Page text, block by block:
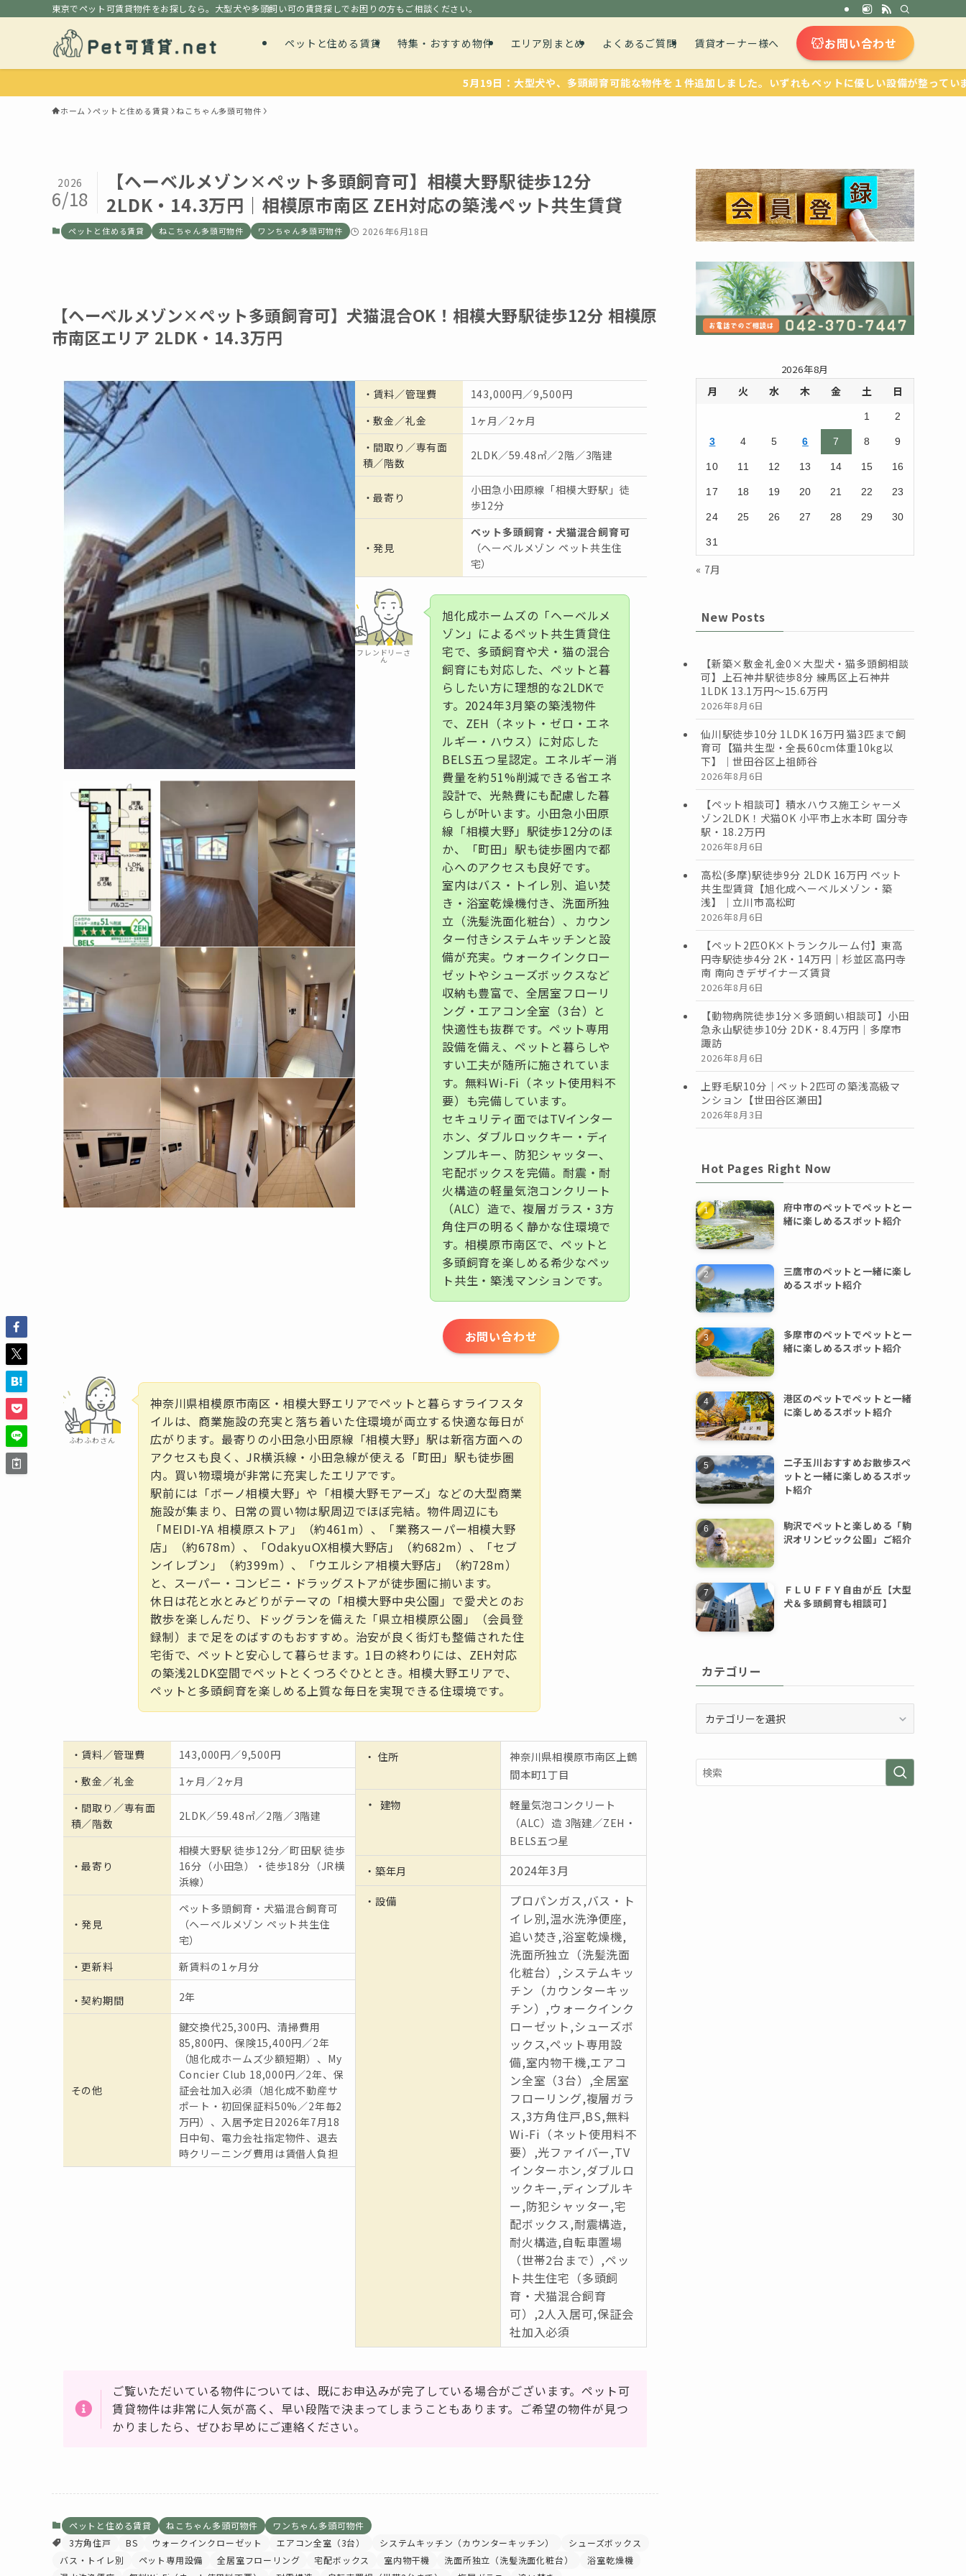
東京でペット可賃貸物件をお探しなら。大型犬や多頭飼い可の賃貸探しでお困りの方もご相談ください。
ペットと住める賃貸 特集・おすすめ物件 エリア別まとめ よくあるご質問 賃貸オーナー様へ お問い合わせ
5月19日：大型犬や、多頭飼育可能な物件を１件追加しました。いずれもペットに優しい設備が整っています。人気の
ホーム ペットと住める賃貸 ねこちゃん多頭可物件
【ヘーベルメゾン×ペット多頭飼育可】相模大野駅徒歩12分
2LDK・14.3万円｜相模原市南区 ZEH対応の築浅ペット共生賃貸
2026
6/18
ペットと住める賃貸 ねこちゃん多頭可物件 ワンちゃん多頭可物件 2026年6月18日
【ヘーベルメゾン×ペット多頭飼育可】犬猫混合OK！相模大野駅徒歩12分 相模原
市南区エリア 2LDK・14.3万円
・ 賃料／管理費
143,000円／9,500円
・敷金／礼金
1ヶ月／2ヶ月
・間取り／専有面
積／階数
2LDK／59.48㎡／2階／3階建
・最寄り
小田急小田原線「相模大野駅」徒
歩12分
・発見
ペット多頭飼育・犬猫混合飼育可
（ヘーベルメゾン ペット共生住
宅）
フレンドリーさ
ん
旭化成ホームズの「ヘーベルメ
ゾン」によるペット共生賃貸住
宅で、多頭飼育や犬・猫の混合
飼育にも対応した、ペットと暮
らしたい方に理想的な2LDKで
す。2024年3月築の築浅物件
で、ZEH（ネット・ゼロ・エネ
ルギー・ハウス）に対応した
BELS五つ星認定。エネルギー消
費量を約51%削減できる省エネ
設計で、光熱費にも配慮した暮
らしが叶います。小田急小田原
線「相模大野」駅徒歩12分のほ
か、「町田」駅も徒歩圏内で都
心へのアクセスも良好です。
室内はバス・トイレ別、追い焚
き・浴室乾燥機付き、洗面所独
立（洗髪洗面化粧台）、カウン
ター付きシステムキッチンと設
備が充実。ウォークインクロー
ゼットやシューズボックスなど
収納も豊富で、全居室フローリ
ング・エアコン全室（3台）と
快適性も抜群です。ペット専用
設備を備え、ペットと暮らしや
すい工夫が随所に施されていま
す。無料Wi-Fi（ネット使用料不
要）も完備しています。
セキュリティ面ではTVインター
ホン、ダブルロックキー・ディ
ンプルキー、防犯シャッター、
宅配ボックスを完備。耐震・耐
火構造の軽量気泡コンクリート
（ALC）造で、複層ガラス・3方
角住戸の明るく静かな住環境で
す。相模原市南区で、ペットと
多頭飼育を楽しめる希少なペッ
ト共生・築浅マンションです。
お問い合わせ
ふわふわさん
神奈川県相模原市南区・相模大野エリアでペットと暮らすライフスタ
イルは、商業施設の充実と落ち着いた住環境が両立する快適な毎日が
広がります。最寄りの小田急小田原線「相模大野」駅は新宿方面への
アクセスも良く、JR横浜線・小田急線が使える「町田」駅も徒歩圏
内。買い物環境が非常に充実したエリアです。
駅前には「ボーノ相模大野」や「相模大野モアーズ」などの大型商業
施設が集まり、日常の買い物は駅周辺でほぼ完結。物件周辺にも
「MEIDI-YA 相模原ストア」（約461m）、「業務スーパー相模大野
店」（約678m）、「OdakyuOX相模大野店」（約682m）、「セブ
ンイレブン」（約399m）、「ウエルシア相模大野店」（約728m）
と、スーパー・コンビニ・ドラッグストアが徒歩圏に揃います。
休日は花と水とみどりがテーマの「相模大野中央公園」で愛犬とのお
散歩を楽しんだり、ドッグランを備えた「県立相模原公園」（会員登
録制）まで足をのばすのもおすすめ。治安が良く街灯も整備された住
宅街で、ペットと安心して暮らせます。1日の終わりには、ZEH対応
の築浅2LDK空間でペットとくつろぐひととき。相模大野エリアで、
ペットと多頭飼育を楽しめる上質な毎日を実現できる住環境です。
・ 賃料／管理費
143,000円／9,500円
・敷金／礼金
1ヶ月／2ヶ月
・間取り／専有面
積／階数
2LDK／59.48㎡／2階／3階建
・最寄り
相模大野駅 徒歩12分／町田駅 徒歩
16分（小田急）・徒歩18分（JR横
浜線）
・発見
ペット多頭飼育・犬猫混合飼育可
（ヘーベルメゾン ペット共生住
宅）
・更新料
新賃料の1ヶ月分
・契約期間 2年
その他
鍵交換代25,300円、清掃費用
85,800円、保険15,400円／2年
（旭化成ホームズ少額短期）、My
Concier Club 18,000円／2年、保
証会社加入必須（旭化成不動産サ
ポート・初回保証料50%／2年毎2
万円）、入居予定日2026年7月18
日中旬、電力会社指定物件、退去
時クリーニング費用は賃借人負担
・ 住所
神奈川県相模原市南区上鶴
間本町1丁目
・ 建物
軽量気泡コンクリート
（ALC）造 3階建／ZEH・
BELS五つ星
・築年月
2024年3月
・設備
プロパンガス,バス・ト
イレ別,温水洗浄便座,
追い焚き,浴室乾燥機,
洗面所独立（洗髪洗面
化粧台）,システムキッ
チン（カウンターキッ
チン）,ウォークインク
ローゼット,シューズボ
ックス,ペット専用設
備,室内物干機,エアコ
ン全室（3台）,全居室
フローリング,複層ガラ
ス,3方角住戸,BS,無料
Wi-Fi（ネット使用料不
要）,光ファイバー,TV
インターホン,ダブルロ
ックキー,ディンプルキ
ー,防犯シャッター,宅
配ボックス,耐震構造,
耐火構造,自転車置場
（世帯2台まで）,ペッ
ト共生住宅（多頭飼
育・犬猫混合飼育
可）,2人入居可,保証会
社加入必須
ご覧いただいている物件については、既にお申込みが完了している場合がございます。ペット可
賃貸物件は非常に人気が高く、早い段階で決まってしまうこともあります。ご希望の物件が見つ
かりましたら、ぜひお早めにご連絡ください。
ペットと住める賃貸 ねこちゃん多頭可物件
ワンちゃん多頭可物件
3方角住戸
BS ウォークインクローゼット エアコン全室（3台） システムキッチン（カウンターキッチン）
シューズボックス
バス・トイレ別
ペット専用設備 全居室フローリング 宅配ボックス 室内物干機 洗面所独立（洗髪洗面化粧台）
浴室乾燥機
2026年8月
月 火 水 木 金 土 日
1 2
3 4 5 6 7 8 9
10 11 12 13 14 15 16
17 18 19 20 21 22 23
24 25 26 27 28 29 30
31
« 7月
New Posts
【新築×敷金礼金0×大型犬・猫多頭飼相談
可】上石神井駅徒歩8分 練馬区上石神井
1LDK 13.1万円〜15.6万円
2026年8月6日
仙川駅徒歩10分 1LDK 16万円 猫3匹まで飼
育可【猫共生型・全長60cm体重10kg以
下】｜世田谷区上祖師谷
2026年8月6日
【ペット相談可】積水ハウス施工シャーメ
ゾン2LDK！犬猫OK 小平市上水本町 国分寺
駅・18.2万円
2026年8月6日
高松(多摩)駅徒歩9分 2LDK 16万円 ペット
共生型賃貸【旭化成ヘーベルメゾン・築
浅】｜立川市高松町
2026年8月6日
【ペット2匹OK×トランクルーム付】東高
円寺駅徒歩4分 2K・14万円｜杉並区高円寺
南 南向きデザイナーズ賃貸
2026年8月6日
【動物病院徒歩1分×多頭飼い相談可】小田
急永山駅徒歩10分 2DK・8.4万円｜多摩市
諏訪
2026年8月6日
上野毛駅10分｜ペット2匹可の築浅高級マ
ンション【世田谷区瀬田】
2026年8月3日
Hot Pages Right Now
府中市のペットでペットと一
緒に楽しめるスポット紹介
三鷹市のペットと一緒に楽し
めるスポット紹介
多摩市のペットでペットと一
緒に楽しめるスポット紹介
港区のペットでペットと一緒
に楽しめるスポット紹介
二子玉川おすすめお散歩スペ
ットと一緒に楽しめるスポッ
ト紹介
駒沢でペットと楽しめる「駒
沢オリンピック公園」ご紹介
ＦＬＵＦＦＹ自由が丘【大型
犬＆多頭飼育も相談可】
カテゴリー
リ
ー